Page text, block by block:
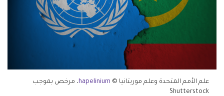
علم الأمم المتحدة وعلم موريتانيا © hapelinium، مرخص بموجب
Shutterstock